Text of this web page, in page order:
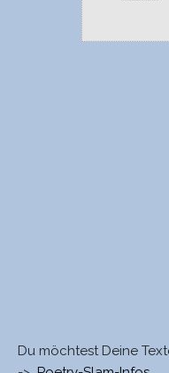
Du möchtest Deine